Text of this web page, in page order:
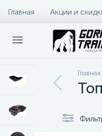
Главная Акции и
Оплата и доставка
Главная